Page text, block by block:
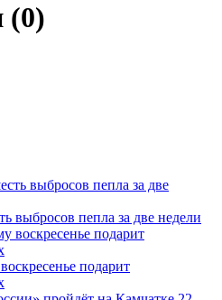
(0)
выбросов пепла за две недели
подарит